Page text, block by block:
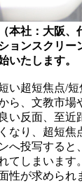
本社：大阪、
ョンスクリー
いたします。
い超短焦点/
ら、文教市場
い反面、至
なり、超短焦
へ投写すると
てしまいます
性が求められ